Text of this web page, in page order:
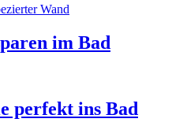
im Bad
perfekt ins Bad